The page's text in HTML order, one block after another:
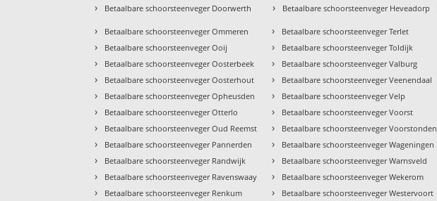
› Betaalbare schoorsteenveger Doorwerth › Betaalbare schoorsteenveger Heveadorp
› Betaalbare schoorsteenveger Ommeren
› Betaalbare schoorsteenveger Ooij
› Betaalbare schoorsteenveger Oosterbeek
› Betaalbare schoorsteenveger Oosterhout
› Betaalbare schoorsteenveger Opheusden
› Betaalbare schoorsteenveger Otterlo
› Betaalbare schoorsteenveger Oud Reemst
› Betaalbare schoorsteenveger Pannerden
› Betaalbare schoorsteenveger Randwijk
› Betaalbare schoorsteenveger Ravenswaay
› Betaalbare schoorsteenveger Renkum
› Betaalbare schoorsteenveger Terlet
› Betaalbare schoorsteenveger Toldijk
› Betaalbare schoorsteenveger Valburg
› Betaalbare schoorsteenveger Veenendaal
› Betaalbare schoorsteenveger Velp
› Betaalbare schoorsteenveger Voorst
› Betaalbare schoorsteenveger Voorstonden
› Betaalbare schoorsteenveger Wageningen
› Betaalbare schoorsteenveger Warnsveld
› Betaalbare schoorsteenveger Wekerom
› Betaalbare schoorsteenveger Westervoort